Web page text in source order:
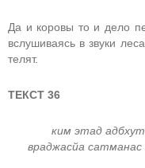
Да и коровы то и дело
вслушиваясь в звуки
телят.
ТЕКСТ 36
ким этад
враджасйа